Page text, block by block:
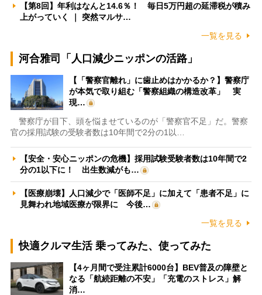
【第8回】年利はなんと14.6％！ 毎日5万円超の延滞税が積み
上がっていく ｜ 突然マルサ…
一覧を見る
河合雅司「人口減少ニッポンの活路」
【「警察官離れ」に歯止めはかかるか？】警察庁
が本気で取り組む「警察組織の構造改革」 実
現…
警察庁が目下、頭を悩ませているのが「警察官不足」だ。警察
官の採用試験の受験者数は10年間で2分の1以…
【安全・安心ニッポンの危機】採用試験受験者数は10年間で2
分の1以下に！ 出生数減がも…
【医療崩壊】人口減少で「医師不足」に加えて「患者不足」に
見舞われ地域医療が限界に 今後…
一覧を見る
快適クルマ生活 乗ってみた、使ってみた
【4ヶ月間で受注累計6000台】BEV普及の障壁と
なる「航続距離の不安」「充電のストレス」解
消…